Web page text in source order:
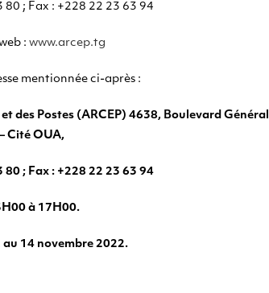
80 ; Fax : +228 22 23 63 94
: www.arcep.tg
mentionnée ci-après :
des Postes (ARCEP) 4638, Boulevard Général
Cité OUA,
80 ; Fax : +228 22 23 63 94
à 17H00.
au 14 novembre 2022.